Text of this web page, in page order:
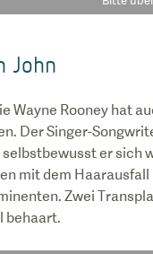
John
Wayne Rooney hat
Der Singer-
er sich
mit dem
Zwei
behaart.